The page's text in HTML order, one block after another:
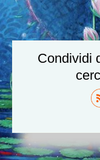
Condividi